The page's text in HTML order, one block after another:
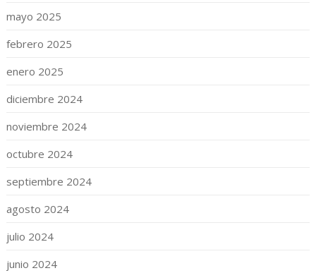
mayo 2025
febrero 2025
enero 2025
diciembre 2024
noviembre 2024
octubre 2024
septiembre 2024
agosto 2024
julio 2024
junio 2024